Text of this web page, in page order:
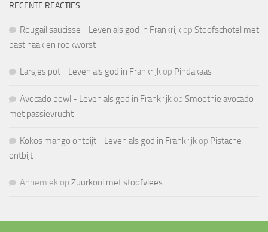
RECENTE REACTIES
Rougail saucisse - Leven als god in Frankrijk op Stoofschotel met
pastinaak en rookworst
Larsjes pot - Leven als god in Frankrijk op Pindakaas
Avocado bowl - Leven als god in Frankrijk op Smoothie avocado
met passievrucht
Kokos mango ontbijt - Leven als god in Frankrijk op Pistache
ontbijt
Annemiek op Zuurkool met stoofvlees